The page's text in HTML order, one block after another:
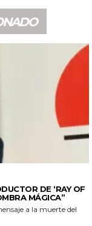
DE ‘RAY OF
MÁGICA”
a la muerte del